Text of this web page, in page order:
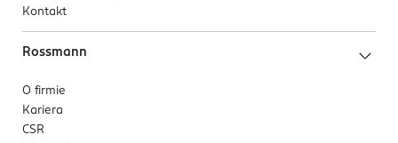
Kontakt
Rossmann
O firmie
Kariera
CSR